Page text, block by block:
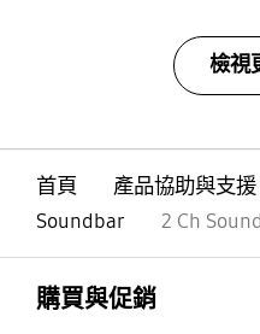
檢視
首頁 產品協助與支援
Soundbar
2 Ch
購買與促銷